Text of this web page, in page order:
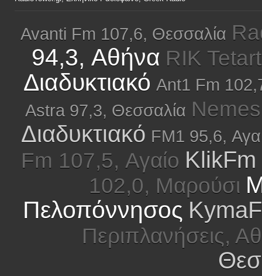
Avanti Fm 107,6, Θεσσαλία
94,3, Αθήνα RIK
Διαδυκτιακό Ant1 Fm
Astra 97,3, Θεσσαλία
Διαδυκτιακό FM1 95,6,
Fm 107,5, Αγαίο
102,0, Μαρούσι
Πελοπόννησος
Περιπλανήσεις,